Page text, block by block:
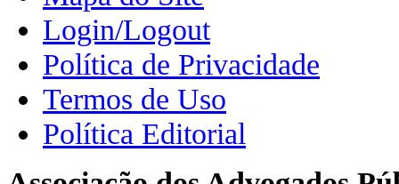
Login/Logout
Política de Privacidade
Termos de Uso
Política Editorial